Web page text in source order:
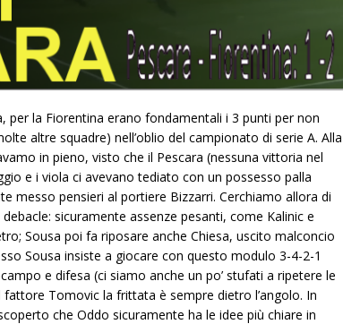
per la Fiorentina erano fondamentali i 3 punti per non
altre squadre) nell’oblio del campionato di serie A. Alla
in pieno, visto che il Pescara (nessuna vittoria nel
e i viola ci avevano tediato con un possesso palla
messo pensieri al portiere Bizzarri. Cerchiamo allora di
sicuramente assenze pesanti, come Kalinic e
Sousa poi fa riposare anche Chiesa, uscito malconcio
Sousa insiste a giocare con questo modulo 3-4-2-1
e difesa (ci siamo anche un po’ stufati a ripetere le
Tomovic la frittata è sempre dietro l’angolo. In
che Oddo sicuramente ha le idee più chiare in